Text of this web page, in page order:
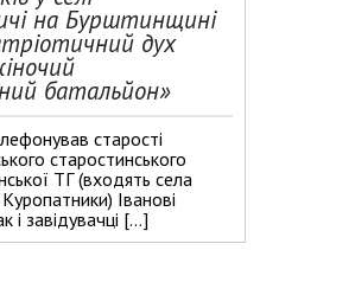
на Бурштинщині
дух
батальйон»
старості
старостинського
ТГ (входять села
Іванові
і завідувачці […]